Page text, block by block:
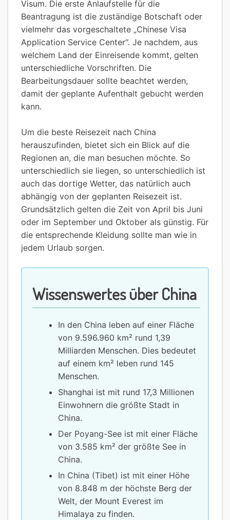
Visum. Die erste Anlaufstelle für die
Beantragung ist die zuständige Botschaft oder
vielmehr das vorgeschaltete „Chinese Visa
Application Service Center“. Je nachdem, aus
welchem Land der Einreisende kommt, gelten
unterschiedliche Vorschriften. Die
Bearbeitungsdauer sollte beachtet werden,
damit der geplante Aufenthalt gebucht werden
kann.
Um die beste Reisezeit nach China
herauszufinden, bietet sich ein Blick auf die
Regionen an, die man besuchen möchte. So
unterschiedlich sie liegen, so unterschiedlich ist
auch das dortige Wetter, das natürlich auch
abhängig von der geplanten Reisezeit ist.
Grundsätzlich gelten die Zeit von April bis Juni
oder im September und Oktober als günstig. Für
die entsprechende Kleidung sollte man wie in
jedem Urlaub sorgen.
Wissenswertes über China
In den China leben auf einer Fläche
von 9.596.960 km² rund 1,39
Milliarden Menschen. Dies bedeutet
auf einem km² leben rund 145
Menschen.
Shanghai ist mit rund 17,3 Millionen
Einwohnern die größte Stadt in
China.
Der Poyang-See ist mit einer Fläche
von 3.585 km² der größte See in
China.
In China (Tibet) ist mit einer Höhe
von 8.848 m der höchste Berg der
Welt, der Mount Everest im
Himalaya zu finden.